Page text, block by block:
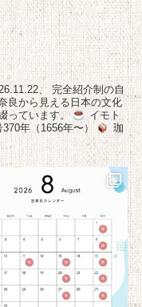
、 完全紹介制の自
良から見える日本の文化
っています。
イモト
370年（1656年〜）
珈